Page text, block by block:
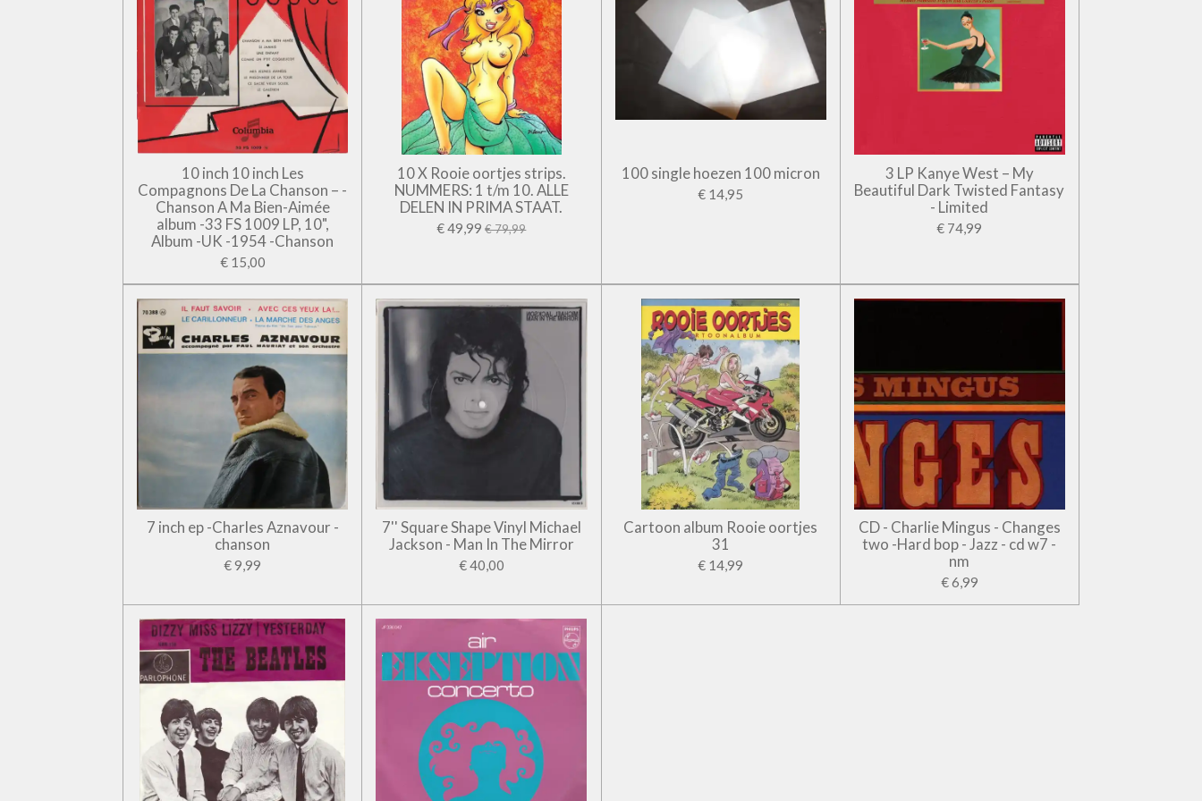
10 inch 10 inch Les
Compagnons De La Chanson – -
Chanson A Ma Bien-Aimée
album -33 FS 1009 LP, 10",
Album -UK -1954 -Chanson
€ 15,00
10 X Rooie oortjes strips.
NUMMERS: 1 t/m 10. ALLE
DELEN IN PRIMA STAAT.
€ 49,99 € 79,99
100 single hoezen 100 micron
€ 14,95
3 LP Kanye West – My
Beautiful Dark Twisted Fantasy
- Limited
€ 74,99
7 inch ep -Charles Aznavour -
chanson
€ 9,99
7'' Square Shape Vinyl Michael
Jackson - Man In The Mirror
€ 40,00
Cartoon album Rooie oortjes
31
€ 14,99
CD - Charlie Mingus - Changes
two -Hard bop - Jazz - cd w7 -
nm
€ 6,99